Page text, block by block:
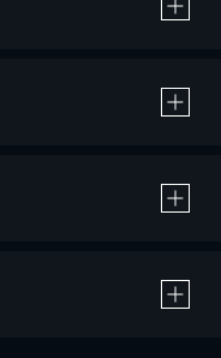
る作品の購入 / レンタルです。